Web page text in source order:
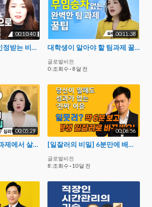
00:10:40
커리어우먼으로 인정받는 비법_여자가 직장에서 인정받는 3가지 방법_차희연박사의 직장만사 #2
00:11:38
대학생이 알아야 할 팀과제 꿀팁!무임승차 없는 팀플레이가 하고싶다면?_차희연박사의 리더십꿀팁#2
글로벌비전
0 :조회수 · 8 달 전
00:05:29
대학생을 위한 팀과제에서 살아남는 전략 싶다면? 팀과제를 시작하기 전에 이것을 먼저하라_ 차희연박사의 리더십꿀팀#1
00:06:56
[일잘러의 비밀] 6분만에 배우는 일잘러 vs 일못러의 업무 효율 극대화 비법! (생산성 높이는 법)
글로벌비전
8 :조회수 · 10 달 전